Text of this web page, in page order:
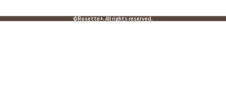
©Rosette+. All rights reserved.